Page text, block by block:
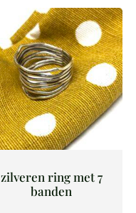
zilveren ring met 7
banden